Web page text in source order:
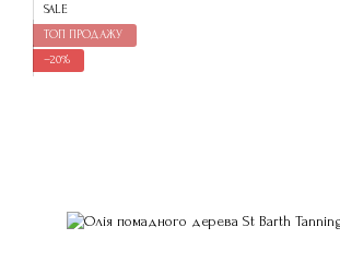
SALE
ТОП ПРОДАЖУ
−20%